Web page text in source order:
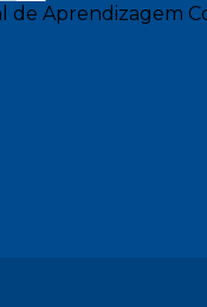
de Aprendizagem